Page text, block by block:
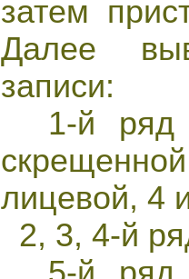
затем
Далее
записи:
1-й ряд -
лицевой, 4
2, 3, 4-й